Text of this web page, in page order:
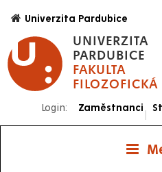
hlavnímu
obsahu
UNIVERZITA
PARDUBICE
FAKULTA
FILOZOFICKÁ
Univerzita Pardubice
Login: Zaměstnanci
|